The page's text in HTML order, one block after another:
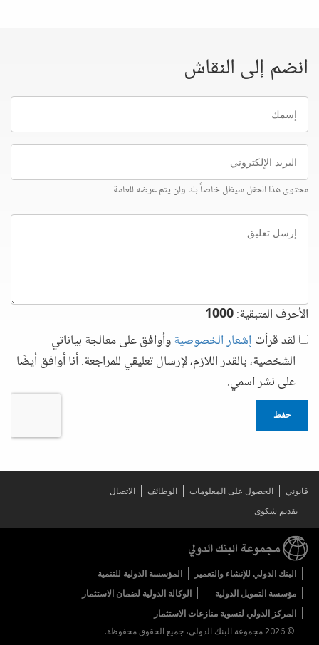
انضم إلى النقاش
إسمك
البريد
الإلكتروني
محتوى هذا الحقل سيظل خاصاً بك ولن يتم عرضه للعامة
إرسل
تعليق
الأحرف المتبقية:1000
لقد قرأت إشعار الخصوصيةوأوافق على معالجة بياناتي
الشخصية، بالقدر اللازم، لإرسال تعليقي للمراجعة. أنا أوافق أيضًا
على نشر اسمي.
حفظ
قانوني الحصول على المعلومات الوظائف
الاتصال
تقديم شكوى
البنك الدولي للإنشاء والتعمير
المؤسسة الدولية للتنمية
مؤسسة التمويل الدولية
الوكالة الدولية لضمان الاستثمار
المركز الدولي لتسوية منازعات الاستثمار
© 2026 مجموعة البنك الدولي، جميع الحقوق محفوظة.